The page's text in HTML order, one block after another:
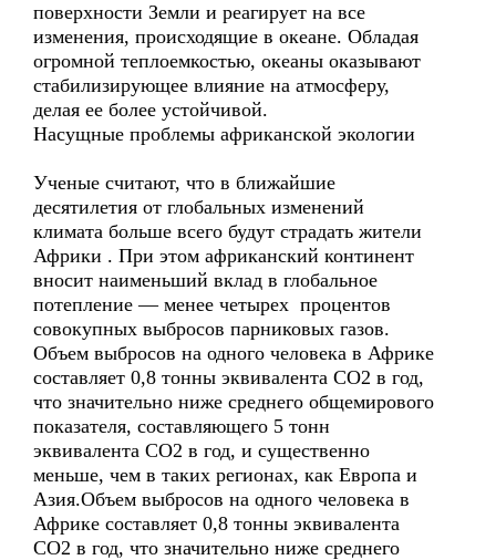
поверхности Земли и реагирует на все
изменения, происходящие в океане. Обладая
огромной теплоемкостью, океаны оказывают
стабилизирующее влияние на атмосферу,
делая ее более устойчивой.
Насущные проблемы африканской экологии
Ученые считают, что в ближайшие
десятилетия от глобальных изменений
климата больше всего будут страдать жители
Африки . При этом африканский континент
вносит наименьший вклад в глобальное
потепление — менее четырех процентов
совокупных выбросов парниковых газов.
Объем выбросов на одного человека в Африке
составляет 0,8 тонны эквивалента СО2 в год,
что значительно ниже среднего общемирового
показателя, составляющего 5 тонн
эквивалента CO2 в год, и существенно
меньше, чем в таких регионах, как Европа и
Азия.Объем выбросов на одного человека в
Африке составляет 0,8 тонны эквивалента
СО2 в год, что значительно ниже среднего